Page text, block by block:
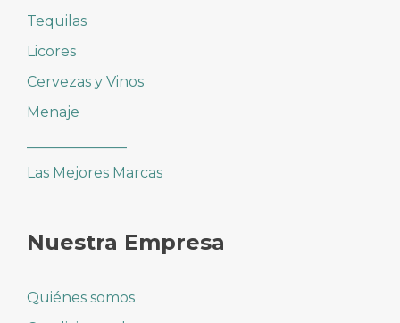
Tequilas
Licores
Cervezas y Vinos
Menaje
Las Mejores Marcas
Nuestra Empresa
Quiénes somos